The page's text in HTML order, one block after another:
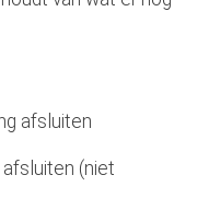
afsluiten
(niet